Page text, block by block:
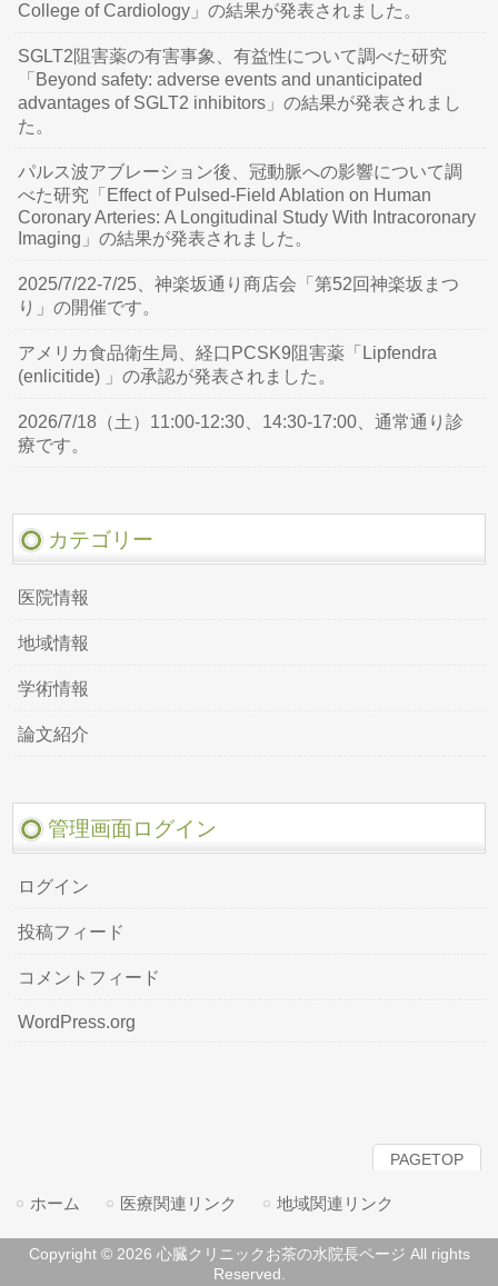
College of Cardiology」の結果が発表されました。
SGLT2阻害薬の有害事象、有益性について調べた研究
「Beyond safety: adverse events and unanticipated
advantages of SGLT2 inhibitors」の結果が発表されまし
た。
パルス波アブレーション後、冠動脈への影響について調
べた研究「Effect of Pulsed-Field Ablation on Human
Coronary Arteries: A Longitudinal Study With Intracoronary
Imaging」の結果が発表されました。
2025/7/22-7/25、神楽坂通り商店会「第52回神楽坂まつ
り」の開催です。
アメリカ食品衛生局、経口PCSK9阻害薬「Lipfendra
(enlicitide) 」の承認が発表されました。
2026/7/18（土）11:00-12:30、14:30-17:00、通常通り診
療です。
カテゴリー
医院情報
地域情報
学術情報
論文紹介
管理画面ログイン
ログイン
投稿フィード
コメントフィード
WordPress.org
PAGETOP
ホーム 医療関連リンク 地域関連リンク
Copyright © 2026 心臓クリニックお茶の水院長ページ All rights
Reserved.